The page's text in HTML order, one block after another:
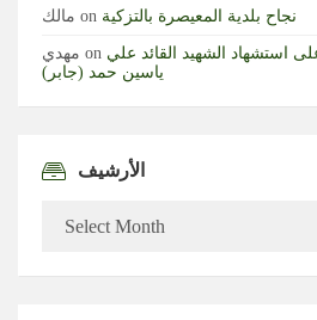
مالك on نجاح بلدية المعيصرة بالتزكية
مهدي on استشهاد الشهيد القائد علي
ياسين حمد (جابر)
الأرشيف